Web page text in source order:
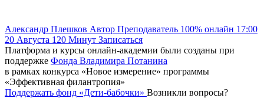
Александр Плешков Автор Преподаватель 100% онлайн 17:00
20 Августа 120 Минут Записаться
Платформа и курсы онлайн-академии были созданы при
поддержке Фонда Владимира Потанина
в рамках конкурса «Новое измерение» программы
«Эффективная филантропия»
Поддержать фонд «Дети-бабочки» Возникли вопросы?